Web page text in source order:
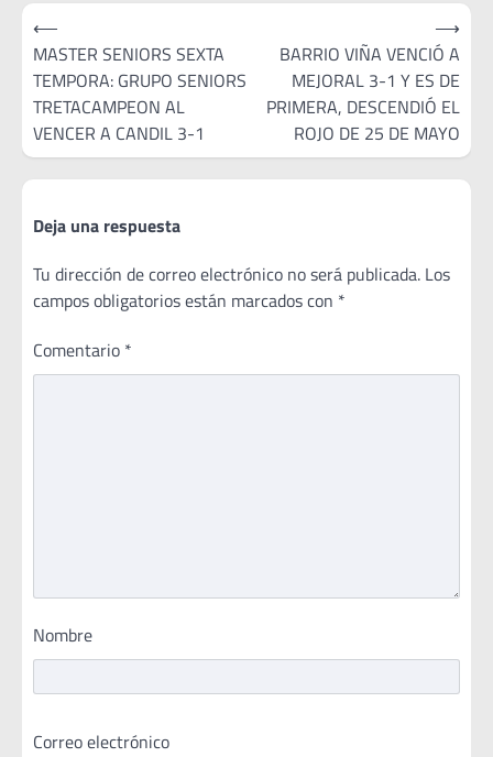
Navegación
de
entradas
⟵
MASTER SENIORS SEXTA
TEMPORA: GRUPO SENIORS
TRETACAMPEON AL
VENCER A CANDIL 3-1
BARRIO VIÑA VENCIÓ A
MEJORAL 3-1 Y ES DE
PRIMERA, DESCENDIÓ EL
ROJO DE 25 DE MAYO
⟶
Deja una respuesta
Tu dirección de correo electrónico no será publicada. Los
campos obligatorios están marcados con *
Comentario *
Nombre
Correo electrónico